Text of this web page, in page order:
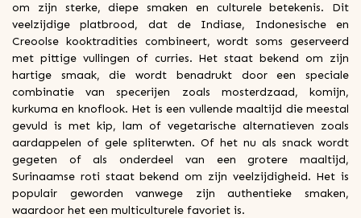
om zijn sterke, diepe smaken en culturele betekenis. Dit
veelzijdige platbrood, dat de Indiase, Indonesische en
Creoolse kooktradities combineert, wordt soms geserveerd
met pittige vullingen of curries. Het staat bekend om zijn
hartige smaak, die wordt benadrukt door een speciale
combinatie van specerijen zoals mosterdzaad, komijn,
kurkuma en knoflook. Het is een vullende maaltijd die meestal
gevuld is met kip, lam of vegetarische alternatieven zoals
aardappelen of gele spliterwten. Of het nu als snack wordt
gegeten of als onderdeel van een grotere maaltijd,
Surinaamse roti staat bekend om zijn veelzijdigheid. Het is
populair geworden vanwege zijn authentieke smaken,
waardoor het een multiculturele favoriet is.